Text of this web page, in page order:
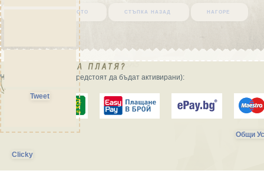
върни се в началото стъпка назад нагоре
Начини на плащане (предстоят да бъдат активирани):
Общи
Clicky
Tweet